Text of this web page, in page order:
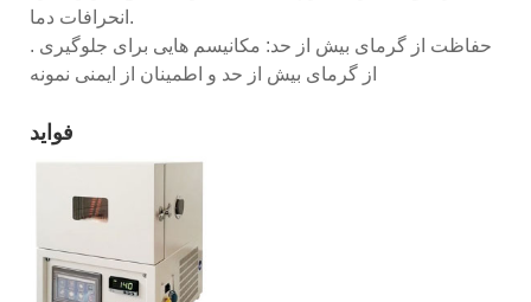
انحرافات دما.
. حفاظت از گرمای بیش از حد: مکانیسم هایی برای جلوگیری
از گرمای بیش از حد و اطمینان از ایمنی نمونه
فواید